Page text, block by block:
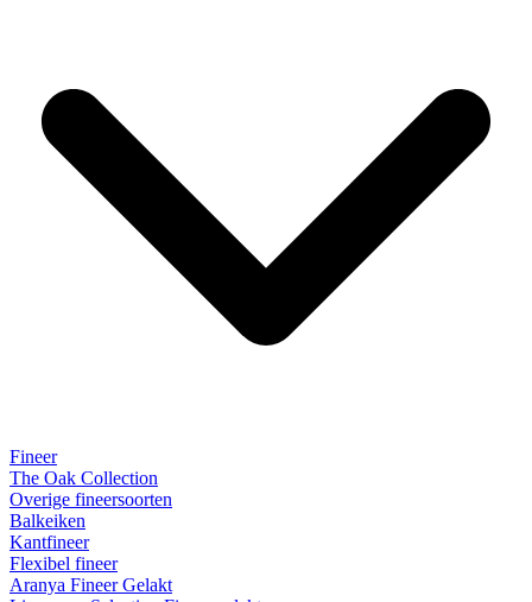
Fineer
The Oak Collection
Overige fineersoorten
Balkeiken
Kantfineer
Flexibel fineer
Aranya Fineer Gelakt